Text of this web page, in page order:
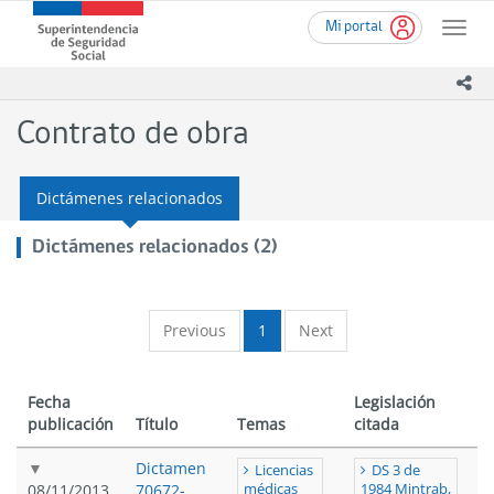
contenido
Mi portal
Toggle
Superintendencia
de
-
de
Chile
Contrato de obra
Dictámenes relacionados
Dictámenes relacionados (2)
Previous 1 Next
Fecha
publicación
Título Temas
Legislación
citada
08/11/2013
Dictamen
70672-
Licencias
médicas
DS 3 de
1984 Mintrab,